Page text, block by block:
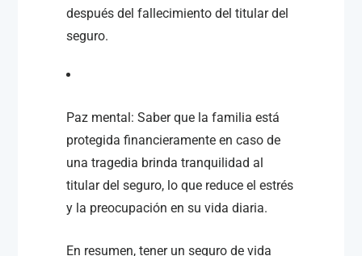
después del fallecimiento del titular del
seguro.
Paz mental: Saber que la familia está
protegida financieramente en caso de
una tragedia brinda tranquilidad al
titular del seguro, lo que reduce el estrés
y la preocupación en su vida diaria.
En resumen, tener un seguro de vida